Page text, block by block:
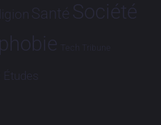
Santé Société
Tech Tribune
Études